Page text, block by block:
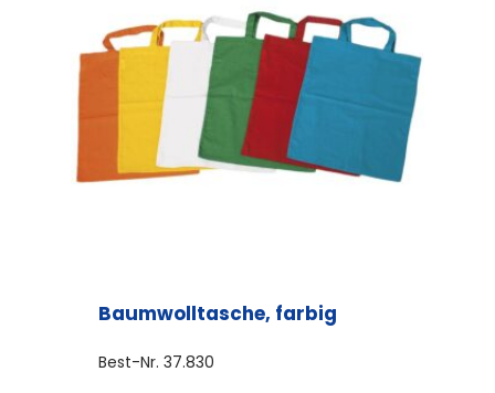
Die
Optionen
können
auf
Produktseite
Baumwolltasche, farbig
Best-Nr. 37.830